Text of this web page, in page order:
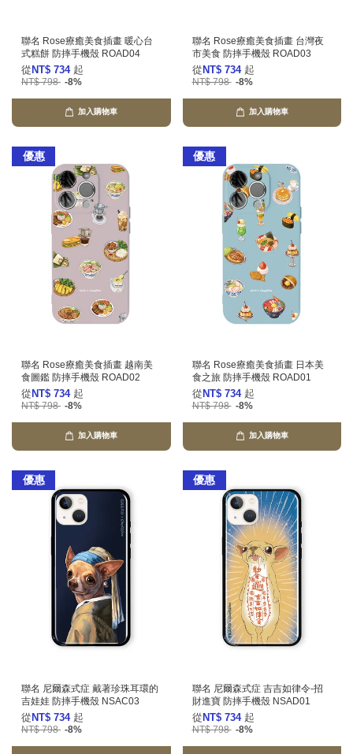
聯名 Rose療癒美食插畫 暖心台
式糕餅 防摔手機殼 ROAD04
從 NT$ 734 起
NT$ 798 -8%
加入購物車
聯名 Rose療癒美食插畫 台灣夜
市美食 防摔手機殼 ROAD03
從 NT$ 734 起
NT$ 798 -8%
加入購物車
優惠
聯名 Rose療癒美食插畫 越南美
食圖鑑 防摔手機殼 ROAD02
從 NT$ 734 起
NT$ 798 -8%
加入購物車
優惠
聯名 Rose療癒美食插畫 日本美
食之旅 防摔手機殼 ROAD01
從 NT$ 734 起
NT$ 798 -8%
加入購物車
優惠
聯名 尼爾森式症 戴著珍珠耳環的
吉娃娃 防摔手機殼 NSAC03
從 NT$ 734 起
NT$ 798 -8%
優惠
聯名 尼爾森式症 吉吉如律令-招
財進寶 防摔手機殼 NSAD01
從 NT$ 734 起
NT$ 798 -8%